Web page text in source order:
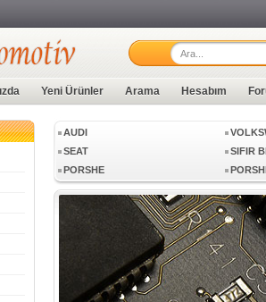
Yeni Ürünler Arama Hesabım
AUDI
SEAT
SIFIR
PORSHE
LAMBORGHINI
SIFIR
PORSHE